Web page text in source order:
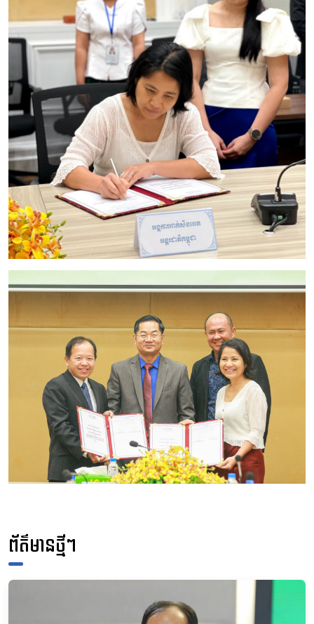
ព័ត៌មានថ្មីៗ